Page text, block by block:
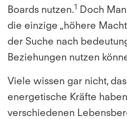
Boards nutzen.1 Doch
die einzige „höhere
der Suche nach
Beziehungen nutzen
Viele wissen gar nicht,
energetische Kräfte
verschiedenen